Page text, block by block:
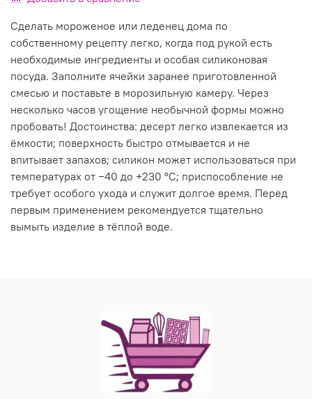
Сделать мороженое или леденец дома по
собственному рецепту легко, когда под рукой есть
необходимые ингредиенты и особая силиконовая
посуда. Заполните ячейки заранее приготовленной
смесью и поставьте в морозильную камеру. Через
несколько часов угощение необычной формы можно
пробовать! Достоинства: десерт легко извлекается из
ёмкости; поверхность быстро отмывается и не
впитывает запахов; силикон может использоваться при
температурах от −40 до +230 °C; приспособление не
требует особого ухода и служит долгое время. Перед
первым применением рекомендуется тщательно
вымыть изделие в тёплой воде.